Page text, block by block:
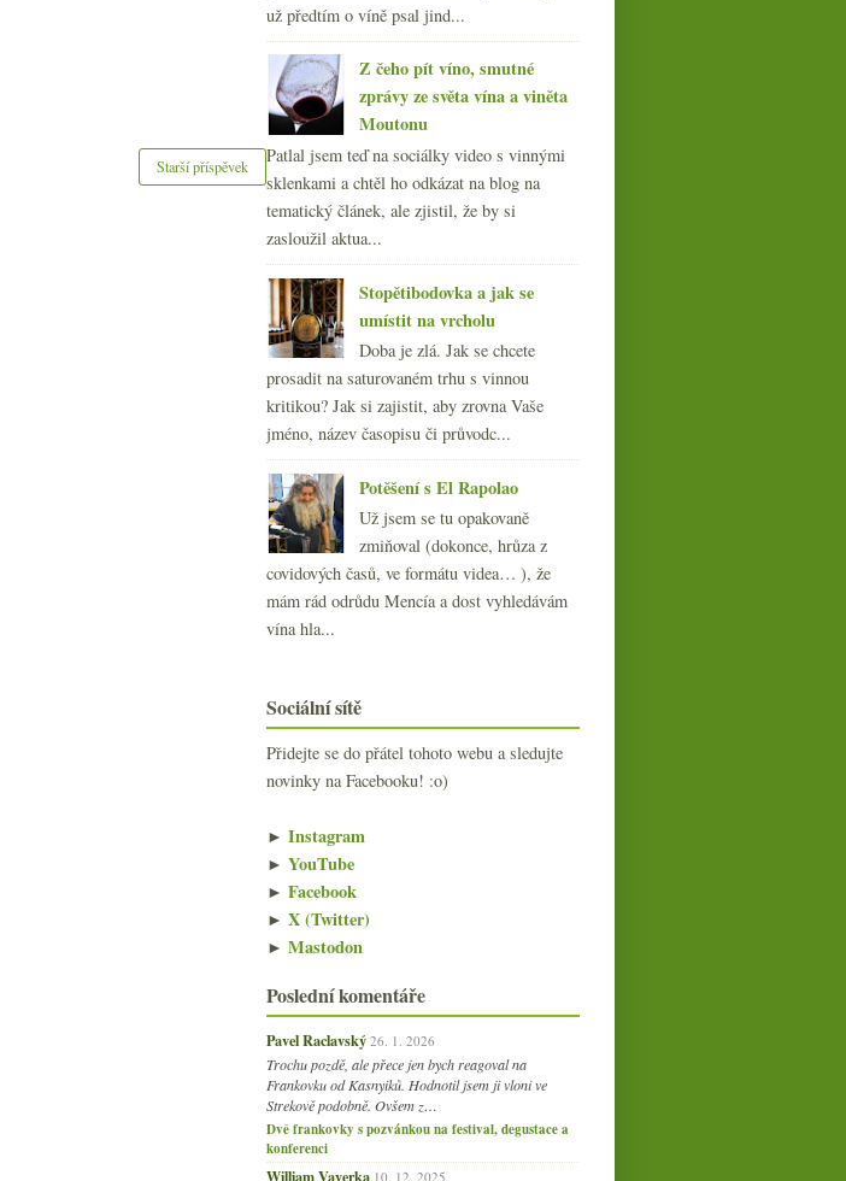
Starší příspěvek
už předtím o víně psal jind...
Z čeho pít víno, smutné
zprávy ze světa vína a viněta
Moutonu
Patlal jsem teď na sociálky video s vinnými
sklenkami a chtěl ho odkázat na blog na
tematický článek, ale zjistil, že by si
zasloužil aktua...
Stopětibodovka a jak se
umístit na vrcholu
Doba je zlá. Jak se chcete
prosadit na saturovaném trhu s vinnou
kritikou? Jak si zajistit, aby zrovna Vaše
jméno, název časopisu či průvodc...
Potěšení s El Rapolao
Už jsem se tu opakovaně
zmiňoval (dokonce, hrůza z
covidových časů, ve formátu videa… ), že
mám rád odrůdu Mencía a dost vyhledávám
vína hla...
Sociální sítě
Přidejte se do přátel tohoto webu a sledujte
novinky na Facebooku! :o)
► Instagram
► YouTube
► Facebook
► X (Twitter)
► Mastodon
Poslední komentáře
Pavel Raclavský 26. 1. 2026
Trochu pozdě, ale přece jen bych reagoval na
Frankovku od Kasnyiků. Hodnotil jsem ji vloni ve
Strekově podobně. Ovšem z…
Dvě frankovky s pozvánkou na festival, degustace a
konferenci
William Vaverka 10. 12. 2025